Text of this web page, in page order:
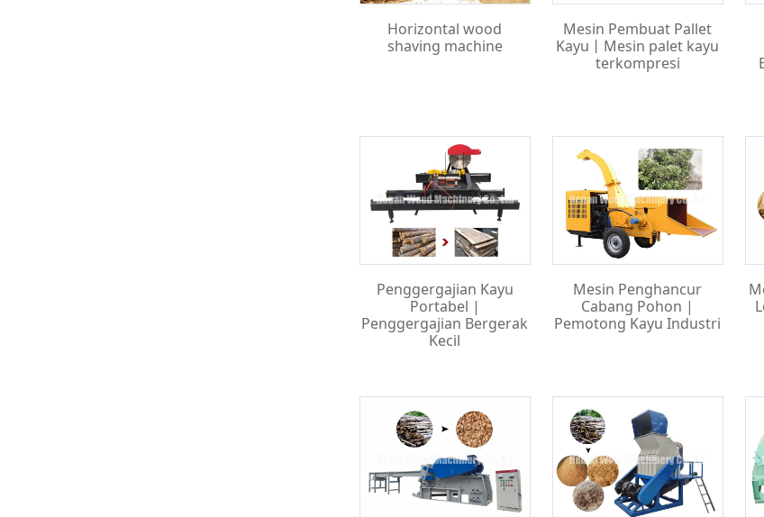
Horizontal wood
shaving machine
Mesin Pembuat Pallet
Kayu丨Mesin palet kayu
terkompresi
Penggergajian Kayu
Portabel |
Penggergajian Bergerak
Kecil
Mesin Penghancur
Cabang Pohon |
Pemotong Kayu Industri